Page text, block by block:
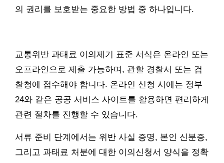
의 권리를 보호받는 중요한 방법 중 하나입니다.
교통위반 과태료 이의제기 표준 서식은 온라인 또는
오프라인으로 제출 가능하며, 관할 경찰서 또는 검
찰청에 접수해야 합니다. 온라인 신청 시에는 정부
24와 같은 공공 서비스 사이트를 활용하면 편리하게
관련 절차를 진행할 수 있습니다.
서류 준비 단계에서는 위반 사실 증명, 본인 신분증,
그리고 과태료 처분에 대한 이의신청서 양식을 정확